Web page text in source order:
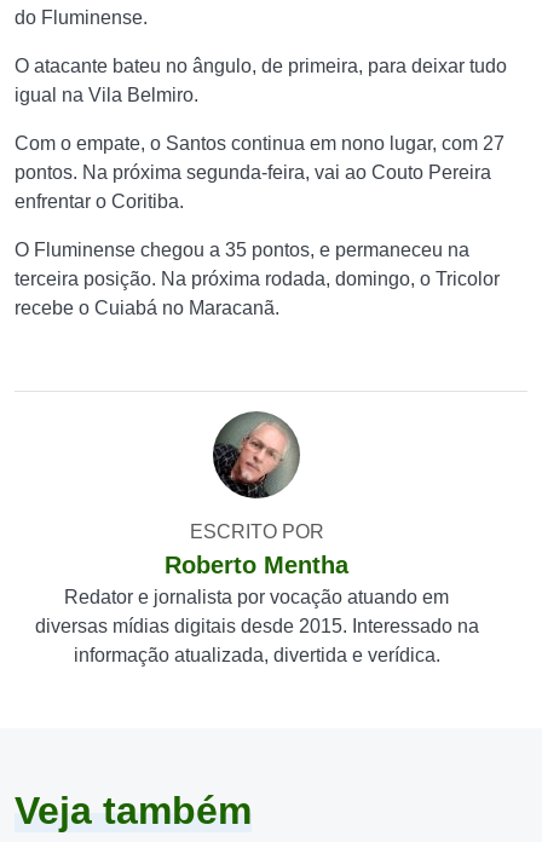
do Fluminense.
O atacante bateu no ângulo, de primeira, para deixar tudo
igual na Vila Belmiro.
Com o empate, o Santos continua em nono lugar, com 27
pontos. Na próxima segunda-feira, vai ao Couto Pereira
enfrentar o Coritiba.
O Fluminense chegou a 35 pontos, e permaneceu na
terceira posição. Na próxima rodada, domingo, o Tricolor
recebe o Cuiabá no Maracanã.
ESCRITO POR
Roberto Mentha
Redator e jornalista por vocação atuando em
diversas mídias digitais desde 2015. Interessado na
informação atualizada, divertida e verídica.
Veja também